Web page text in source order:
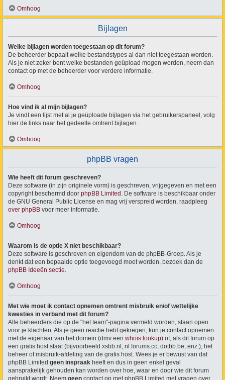
Omhoog
Bijlagen
Welke bijlagen worden toegestaan op dit forum?
De beheerder bepaalt welke bestandstypes al dan niet toegestaan worden.
Als je niet zeker bent welke bestanden geüpload mogen worden, neem dan
contact op met de beheerder voor verdere informatie.
Omhoog
Hoe vind ik al mijn bijlagen?
Je vindt een lijst met al je geüploade bijlagen via het gebruikerspaneel, volg
hier de links naar het gedeelte omtrent bijlagen.
Omhoog
phpBB vragen
Wie heeft dit forum geschreven?
Deze software (in zijn originele vorm) is geschreven, vrijgegeven en met een
copyright beschermd door phpBB Limited . De software is beschikbaar onder
de GNU General Public License en mag vrij verspreid worden, raadpleeg
over phpBB voor meer informatie.
Omhoog
Waarom is de optie X niet beschikbaar?
Deze software is geschreven en eigendom van de phpBB-Groep. Als je
denkt dat een bepaalde optie toegevoegd moet worden, bezoek dan de
phpBB Ideeën sectie.
Omhoog
Met wie moet ik contact opnemen omtrent misbruik en/of wettelijke
kwesties in verband met dit forum?
Alle beheerders die op de "het team"-pagina vermeld worden, staan open
voor je klachten. Als je geen reactie hebt gekregen, kun je contact opnemen
met de eigenaar van het domein (dmv een whois lookup) of, als dit forum op
een gratis host staat (bijvoorbeeld xsbb.nl, nl.forums.cc, dotbb.be, enz.), het
beheer of misbruik-afdeling van de gratis host. Wees je er bewust van dat
phpBB Limited geen inspraak heeft en dus in geen enkel geval
aansprakelijk gehouden kan worden over hoe, waar en door wie dit forum
gebruikt wordt. Neem geen contact op met phpBB Limited met vragen over